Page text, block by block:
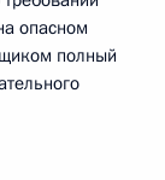
опасном
полный